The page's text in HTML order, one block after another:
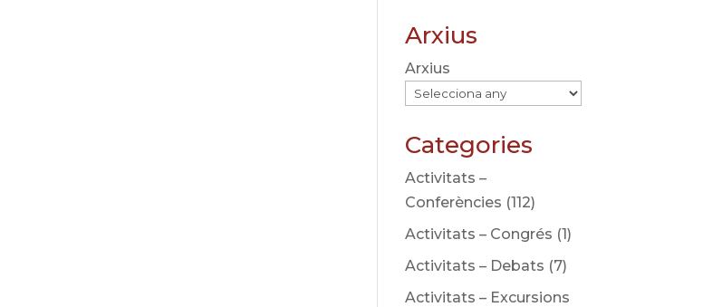
Arxius
Arxius
Categories
Activitats –
Conferències (112)
Activitats – Congrés (1)
Activitats – Debats (7)
Activitats – Excursions